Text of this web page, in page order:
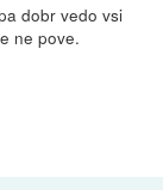
dobr vedo vsi
ne pove.